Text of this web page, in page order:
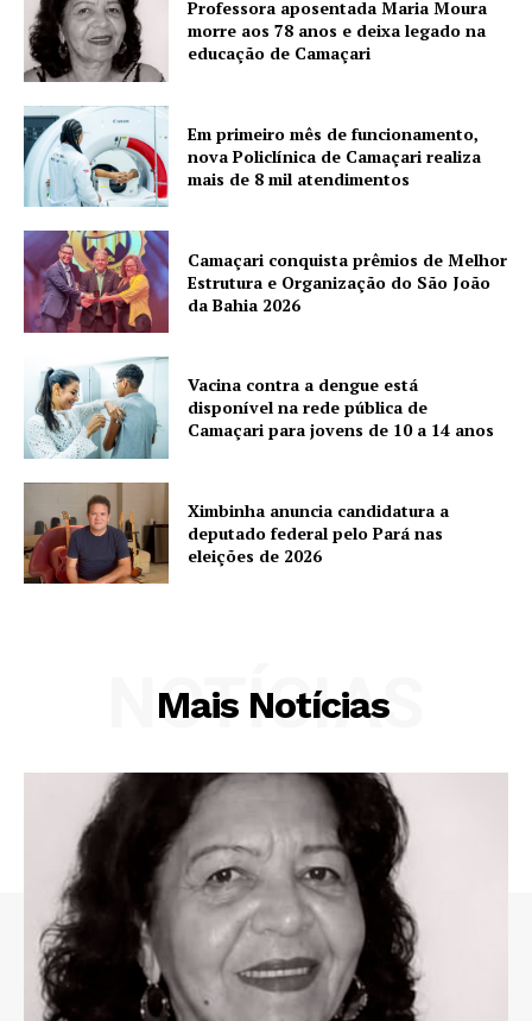
Professora aposentada Maria Moura
morre aos 78 anos e deixa legado na
educação de Camaçari
Em primeiro mês de funcionamento,
nova Policlínica de Camaçari realiza
mais de 8 mil atendimentos
Camaçari conquista prêmios de Melhor
Estrutura e Organização do São João
da Bahia 2026
Vacina contra a dengue está
disponível na rede pública de
Camaçari para jovens de 10 a 14 anos
Ximbinha anuncia candidatura a
deputado federal pelo Pará nas
eleições de 2026
Mais Notícias
NOTÍCIAS